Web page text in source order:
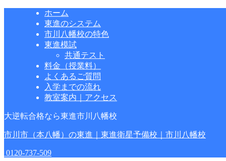
ホーム
東進のシステム
市川八幡校の特色
東進模試
共通テスト
料金（授業料）
よくあるご質問
入学までの流れ
教室案内｜アクセス
大逆転合格なら東進市川八幡校
市川市（本八幡）の東進｜東進衛星予備校｜市川八幡校
0120-737-509